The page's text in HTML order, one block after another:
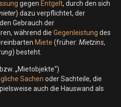
gegen Entgelt, durch den sich
) dazu verpflichtet, der
Gebrauch der
während die Gegenleistung des
Miete (früher: Mietzins,
) besteht.
„Mietobjekte“)
Sachen oder Sachteile, die
auch die Hauswand als